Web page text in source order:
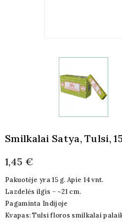
Smilkalai Satya, Tulsi,
1,45 €
Pakuotėje yra 15 g. Apie 14 vnt.
Lazdelės ilgis - ~21 cm.
Pagaminta Indijoje
Kvapas: Tulsi floros smilkalai